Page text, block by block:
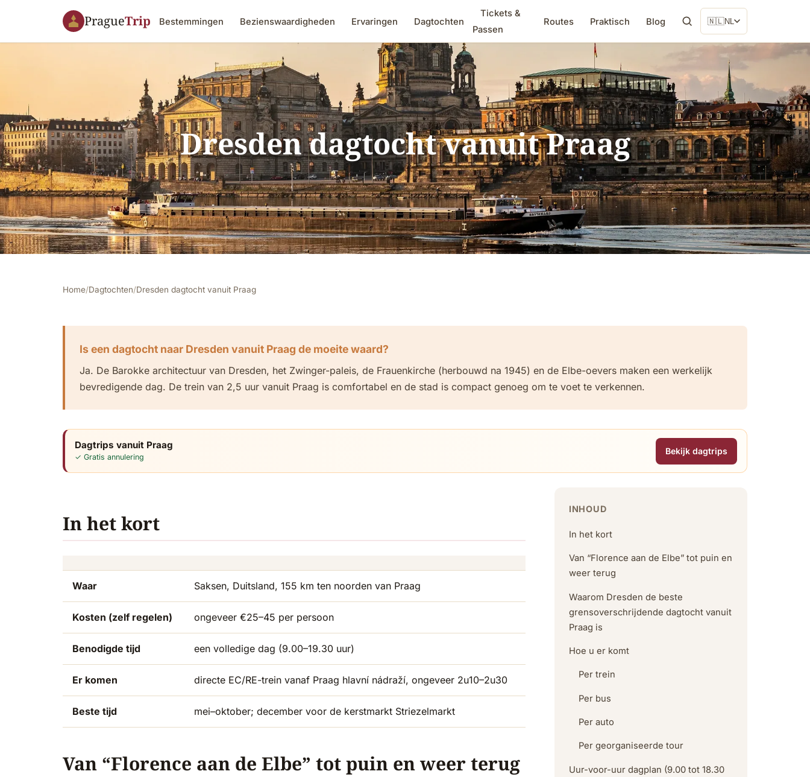
PragueTrip Bestemmingen Bezienswaardigheden Ervaringen Dagtochten
Tickets &
Passen
Routes Praktisch Blog 🇳🇱NL
Dresden dagtocht vanuit Praag
Home/Dagtochten/Dresden dagtocht vanuit Praag
Is een dagtocht naar Dresden vanuit Praag de moeite waard?
Ja. De Barokke architectuur van Dresden, het Zwinger-paleis, de Frauenkirche (herbouwd na 1945) en de Elbe-oevers maken een werkelijk
bevredigende dag. De trein van 2,5 uur vanuit Praag is comfortabel en de stad is compact genoeg om te voet te verkennen.
Dagtrips vanuit Praag
✓ Gratis annulering
Bekijk dagtrips
In het kort
Waar Saksen, Duitsland, 155 km ten noorden van Praag
Kosten (zelf regelen) ongeveer €25–45 per persoon
Benodigde tijd een volledige dag (9.00–19.30 uur)
Er komen directe EC/RE-trein vanaf Praag hlavní nádraží, ongeveer 2u10–2u30
Beste tijd mei–oktober; december voor de kerstmarkt Striezelmarkt
Van “Florence aan de Elbe” tot puin en weer terug
INHOUD
In het kort
Van “Florence aan de Elbe” tot puin en
weer terug
Waarom Dresden de beste
grensoverschrijdende dagtocht vanuit
Praag is
Hoe u er komt
Per trein
Per bus
Per auto
Per georganiseerde tour
Uur-voor-uur dagplan (9.00 tot 18.30